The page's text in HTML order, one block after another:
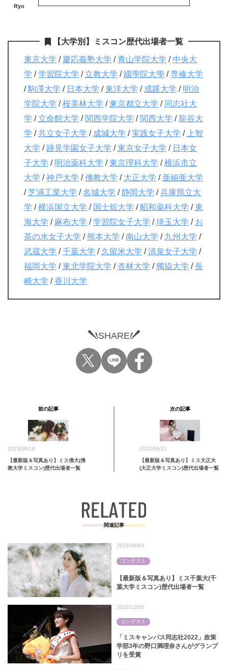
Ryo
【大学別】ミスコン歴代出場者一覧
東京大学 / 慶応義塾大学 /青山学院大学 / 中央大
学 /学習院大学 / 立教大学 / 國學院大學 /専修大学
/駒澤大学 / 日本大学 /東洋大学 / 成蹊大学 / 明治
学院大学 /桜美林大学 /東京都立大学 / 同志社大
学 / 立命館大学 / 関西学院大学 / 関西大学 /龍谷大
学 /共立女子大学 / 成城大学 /実践女子大学 /
上智
大学 / 跡見学園女子大学 /東京女子大学 / 日本女
子大学 / 明治薬科大学 /東京理科大学 /横浜市立
大学 /神戸大学 /佛教大学 / 大正大学 / 亜細亜大学
/芝浦工業大学 /名城大学 /静岡大学 /兵庫県立大
学 /横浜国立大学 / 国士舘大学 / 昭和薬科大学 /東
海大学 / 麻布大学 /学習院女子大学 /埼玉大学 / お
茶の水女子大学 / 熊本大学 /南山大学 / 九州大学 /
武蔵大学 /千葉大学 / 久留米大学 /清泉女子大学 /
福岡大学 /東北学院大学 /杏林大学 /獨協大学 /長
崎大学 /香川大学
SHARE
前の記事
2023/06/19
【最新版＆写真あり】ミス佛大(佛
教大学ミスコン)歴代出場者一覧
次の記事
2023/06/21
【最新版＆写真あり】ミス大正大
(大正大学ミスコン)歴代出場者一覧
関連記事
【最新版＆写真あり】ミス千葉大(千
葉大学ミスコン)歴代出場者一覧
2023/08/03
コンテスト
「ミスキャンパス同志社2022」政策
学部3年の野口満理奈さんがグランプ
リを受賞
2022/12/05
コンテスト